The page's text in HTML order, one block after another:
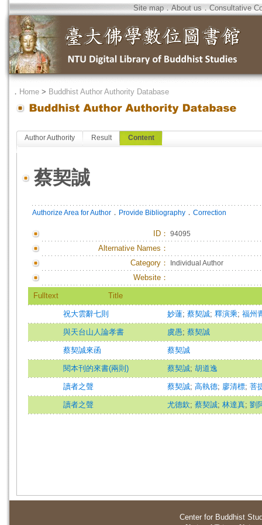
Site map．About us．Consultative
． Home > Buddhist Author Authority Database
Author Authority Result Content
蔡契誠
Authorize Area for Author ． Provide Bibliography ． Correction
ID ： 94095
Alternative Names：
Category：
Individual Author
Website：
Fulltext Title
祝大雲辭七則 妙蓮; 蔡契誠; 釋演乘; 福州
與天台山人論孝書 虞愚; 蔡契誠
蔡契誠來函 蔡契誠
閱本刊的來書(兩則) 蔡契誠; 胡道逸
讀者之聲 蔡契誠; 高執德; 廖清標; 菩
讀者之聲 尤德欽; 蔡契誠; 林達真; 劉
Center for Buddhist